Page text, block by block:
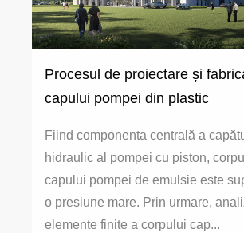
Procesul de proiectare și
capului pompei din plastic
Fiind componenta centrală a
hidraulic al pompei cu piston, corpul
capului pompei de emulsie este
o presiune mare. Prin urmare,
elemente finite a corpului cap...